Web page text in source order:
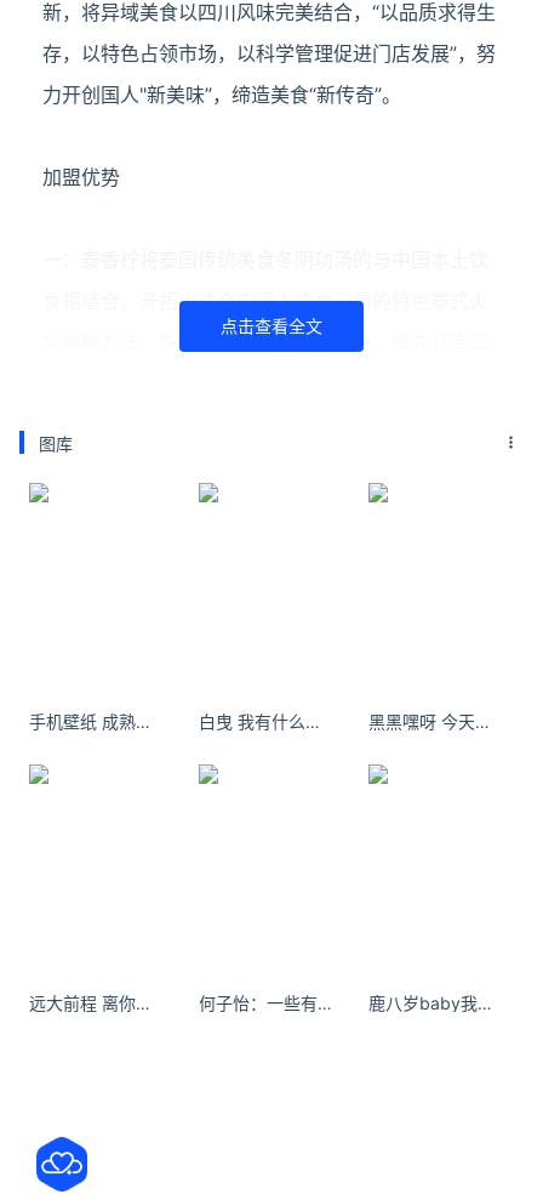
新，将异域美食以四川风味完美结合，“以品质求得生
存，以特色占领市场，以科学管理促进门店发展”，努
力开创国人"新美味”，缔造美食“新传奇”。
加盟优势
食相结合，开拓出适合中国人饮食习惯的特色泰式火
锅秘制方法。在四川开辟这一行业空白，率先打造口
的进步和改革。
三：泰香柠拥有资深厨师研发团队。品牌创始人多年
加盟扶持
点击查看全文
图库
手机壁纸 成熟是一种责任，你在别人的责任里长大，你对别人也就责无旁贷。 白曳 我有什么缺点你尽管说，我放大给你看 黑黑嘿呀 今天是蓝色的人
远大前程 离你远一点 soogif 何子怡：一些有生命力的。#氛围感 #星引力计划 #夏日星能量 #宅家拍 #慵懒风 鹿八岁baby我们无法用数字来衡量一个人对另一个人的爱意有多深